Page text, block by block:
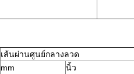
เส้นผ่านศูนย์กลางลวด
mm
นิ้ว